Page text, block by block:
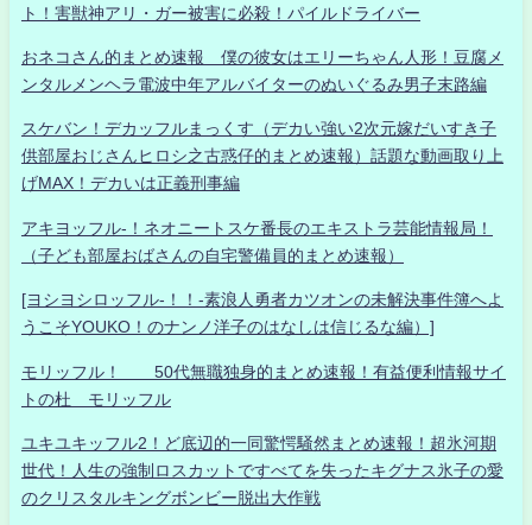
ト！害獣神アリ・ガー被害に必殺！パイルドライバー
おネコさん的まとめ速報 僕の彼女はエリーちゃん人形！豆腐メ
ンタルメンヘラ電波中年アルバイターのぬいぐるみ男子末路編
スケバン！デカッフルまっくす（デカい強い2次元嫁だいすき子
供部屋おじさんヒロシ之古惑仔的まとめ速報）話題な動画取り上
げMAX！デカいは正義刑事編
アキヨッフル-！ネオニートスケ番長のエキストラ芸能情報局！
（子ども部屋おばさんの自宅警備員的まとめ速報）
[ヨシヨシロッフル-！！-素浪人勇者カツオンの未解決事件簿へよ
うこそYOUKO！のナンノ洋子のはなしは信じるな編）]
モリッフル！ 50代無職独身的まとめ速報！有益便利情報サイ
トの杜 モリッフル
ユキユキッフル2！ど底辺的一同驚愕騒然まとめ速報！超氷河期
世代！人生の強制ロスカットですべてを失ったキグナス氷子の愛
のクリスタルキングボンビー脱出大作戦